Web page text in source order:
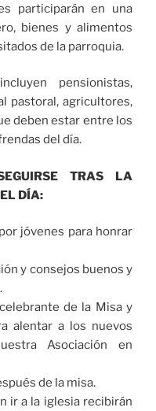
participarán en una
bienes y alimentos
de la parroquia.
pensionistas,
pastoral, agricultores,
deben estar entre los
del día.
TRAS LA
DÍA:
jóvenes para honrar
y consejos buenos y
de la Misa y
alentar a los nuevos
Asociación en
de la misa.
ir a la iglesia recibirán